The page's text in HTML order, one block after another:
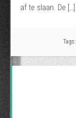
af te slaan. De […]
Tags: